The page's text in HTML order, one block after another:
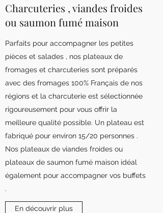
Charcuteries , viandes froides
ou saumon fumé maison
Parfaits pour accompagner les petites
pièces et salades , nos plateaux de
fromages et charcuteries sont préparés
avec des fromages 100% Français de nos
régions et la charcuterie est sélectionnée
rigoureusement pour vous offrir la
meilleure qualité possible. Un plateau est
fabriqué pour environ 15/20 personnes .
Nos plateaux de viandes froides ou
plateaux de saumon fumé maison idéal
également pour accompagner vos buffets
.
En découvrir plus